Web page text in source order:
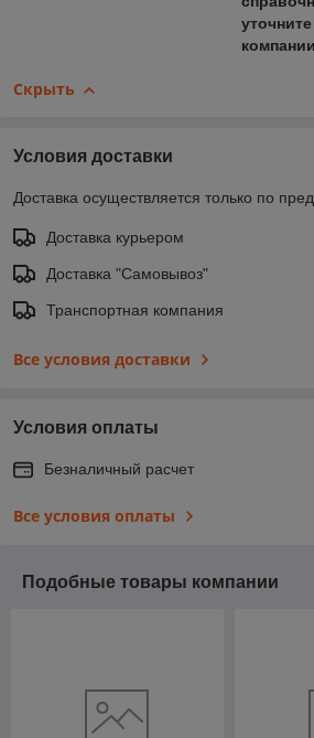
компании
Скрыть
Условия доставки
Доставка осуществляется только по
Доставка курьером
Доставка "Самовывоз"
Транспортная компания
Все условия доставки
Условия оплаты
Безналичный расчет
Все условия оплаты
Подобные товары компании